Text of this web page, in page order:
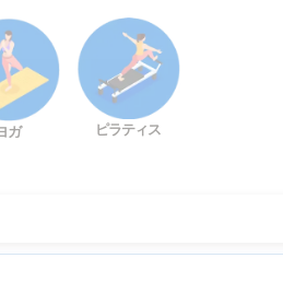
ガ ピラティス